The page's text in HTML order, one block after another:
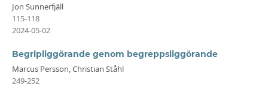
Jon Sunnerfjäll
115-118
2024-05-02
Begripliggörande genom begreppsliggörande
Marcus Persson, Christian Ståhl
249-252